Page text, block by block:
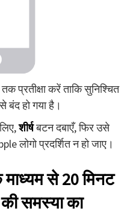
प्रतीक्षा करें ताकि सुनिश्चित
बंद हो गया है।
शीर्षबटन दबाएँ, फिर उसे
लोगो प्रदर्शित न हो जाए।
से 20 मिनट
समस्या का